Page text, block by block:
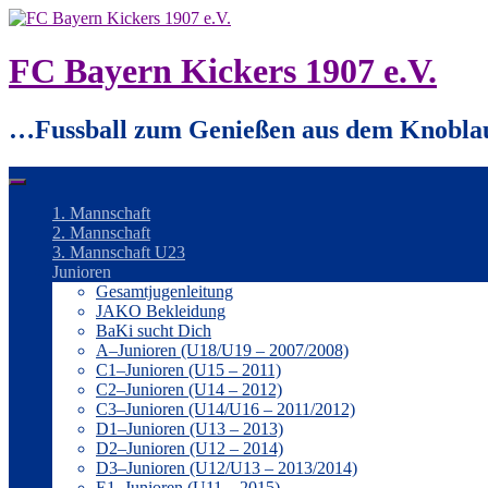
Springe
Inhalt
FC Bayern Kickers 1907 e.V.
…Fussball zum Genießen aus dem
1. Mannschaft
2. Mannschaft
3. Mannschaft U23
Junioren
Gesamtjugenleitung
JAKO Bekleidung
BaKi sucht Dich
A–Junioren (U18/U19 – 2007/2008)
C1–Junioren (U15 – 2011)
C2–Junioren (U14 – 2012)
C3–Junioren (U14/U16 – 2011/2012)
D1–Junioren (U13 – 2013)
D2–Junioren (U12 – 2014)
D3–Junioren (U12/U13 – 2013/2014)